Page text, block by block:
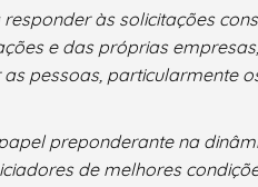
às solicitações
e das próprias
pessoas, particularmente
preponderante na
de melhores